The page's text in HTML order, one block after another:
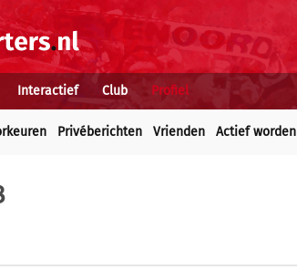
Interactief Club Profiel
Privéberichten Vrienden Actief worden